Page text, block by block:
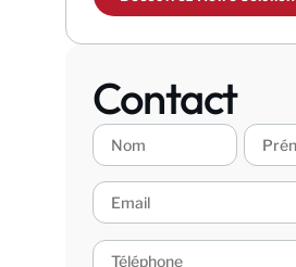
Contact